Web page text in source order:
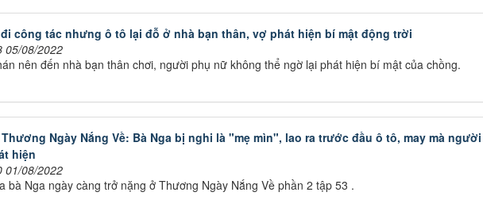
công tác nhưng ô tô lại đỗ ở nhà bạn thân, vợ phát hiện bí mật động trời
05/08/2022
nên đến nhà bạn thân chơi, người phụ nữ không thể ngờ lại phát hiện bí mật của chồng.
Ngày Nắng Về: Bà Nga bị nghi là "mẹ mìn", lao ra trước đầu ô tô, may mà người
hiện
01/08/2022
bà Nga ngày càng trở nặng ở Thương Ngày Nắng Về phần 2 tập 53 .